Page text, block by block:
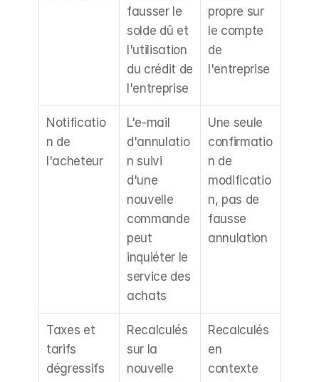
fausser le
solde dû et
l'utilisation
du crédit de
l'entreprise
propre sur
le compte
de
l'entreprise
Notificatio
n de
l'acheteur
L'e-mail
d'annulatio
n suivi
d'une
nouvelle
commande
peut
inquiéter le
service des
achats
Une seule
confirmatio
n de
modificatio
n, pas de
fausse
annulation
Taxes et
tarifs
dégressifs
Recalculés
sur la
nouvelle
Recalculés
en
contexte